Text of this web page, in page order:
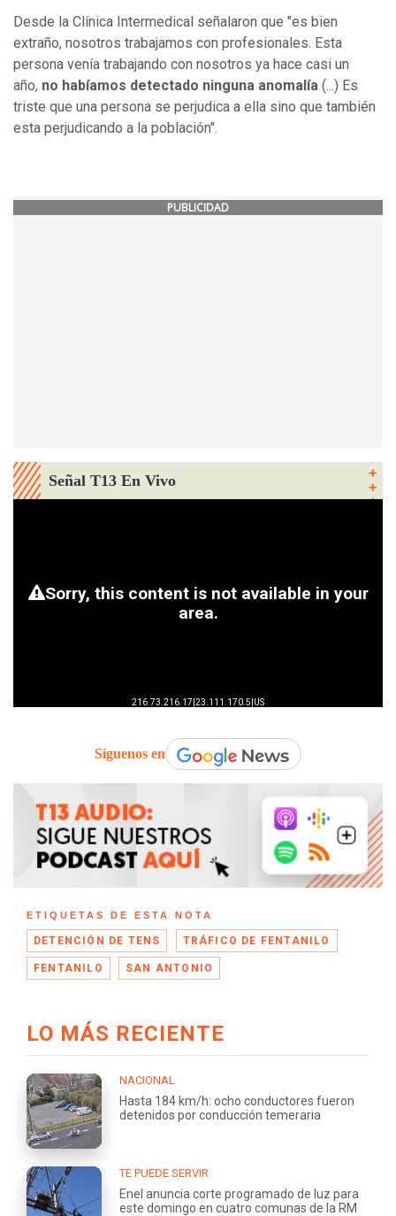
Desde la Clínica Intermedical señalaron que "es bien
extraño, nosotros trabajamos con profesionales. Esta
persona venía trabajando con nosotros ya hace casi un
año, no habíamos detectado ninguna anomalía (...) Es
triste que una persona se perjudica a ella sino que también
esta perjudicando a la población".
PUBLICIDAD
Señal T13 En Vivo
Síguenos en
ETIQUETAS DE ESTA NOTA
DETENCIÓN DE TENS TRÁFICO DE FENTANILO
FENTANILO SAN ANTONIO
LO MÁS RECIENTE
NACIONAL
Hasta 184 km/h: ocho conductores fueron
detenidos por conducción temeraria
TE PUEDE SERVIR
Enel anuncia corte programado de luz para
este domingo en cuatro comunas de la RM